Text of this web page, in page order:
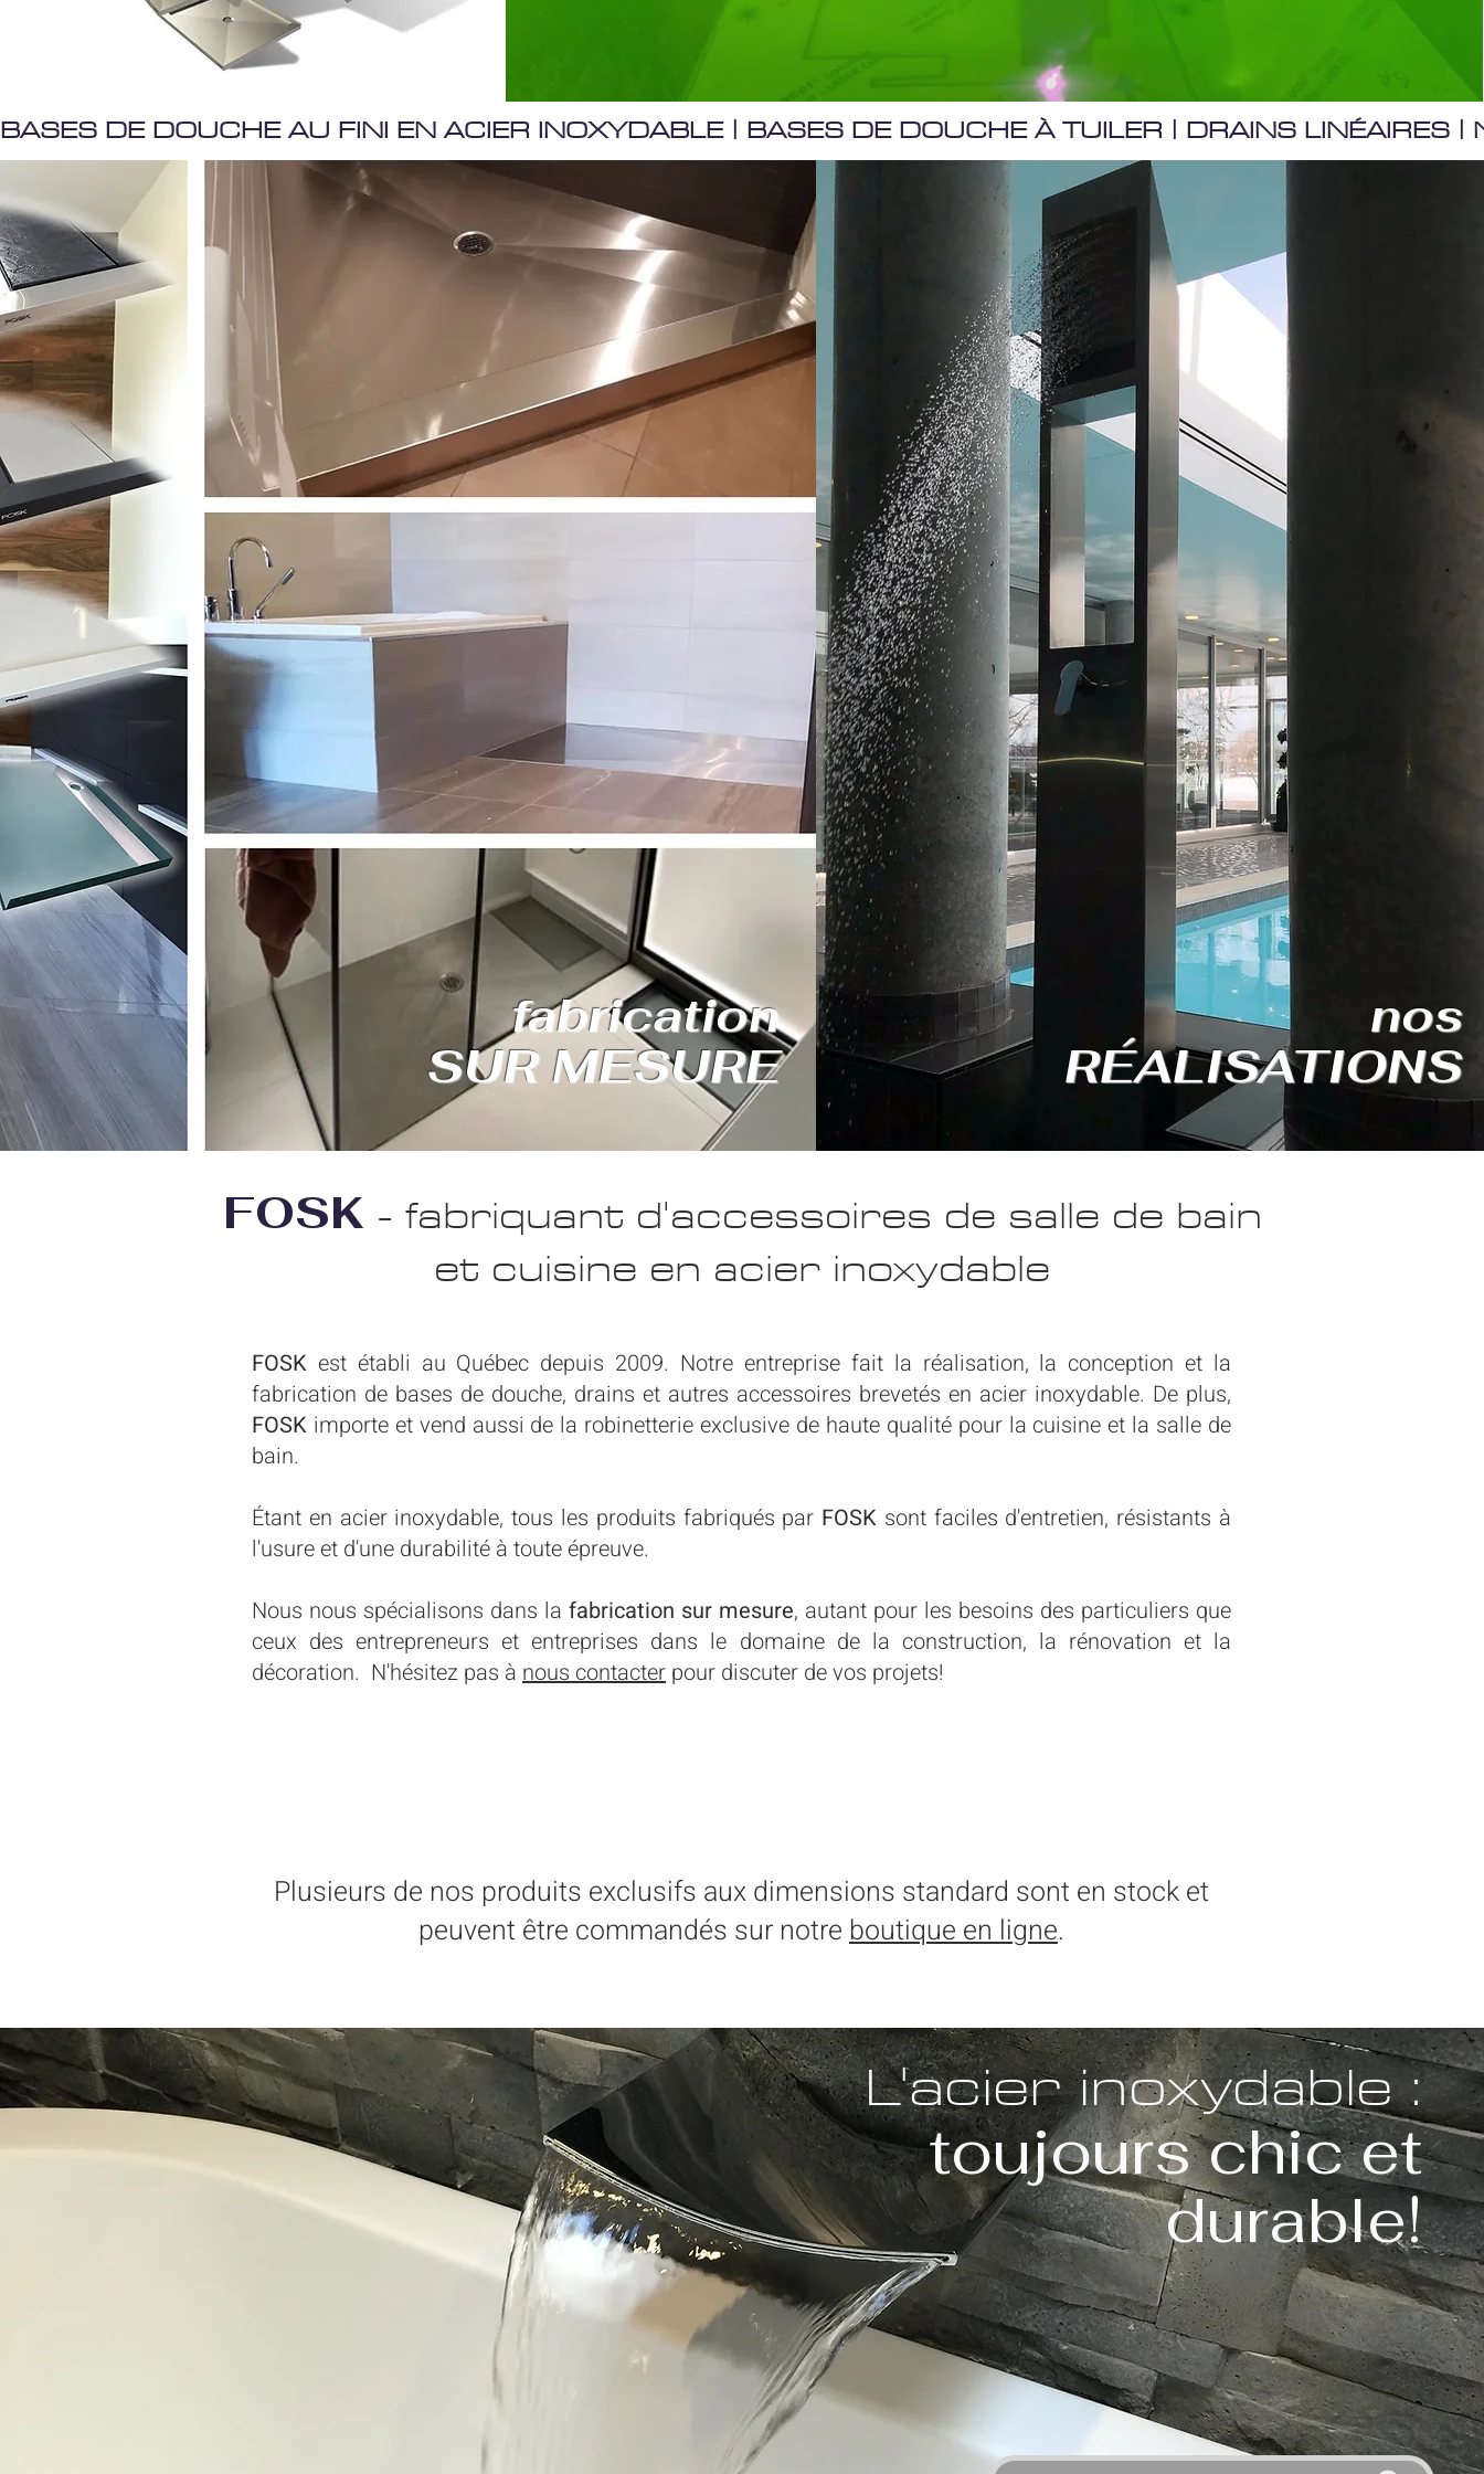
BASES DE DOUCHE AU FINI EN ACIER INOXYDABLE | BASES DE DOUCHE À TUILER | DRAINS
fabrication
SUR MESURE
nos
RÉALISATIONS
FOSK - fabriquant d'accessoires de salle de bain
et cuisine en acier inoxydable
FOSK est établi au Québec depuis 2009. Notre entreprise fait la réalisation, la conception et la
fabrication de bases de douche, drains et autres accessoires brevetés en acier inoxydable. De plus,
FOSK importe et vend aussi de la robinetterie exclusive de haute qualité pour la cuisine et la salle de
bain.​
Étant en acier inoxydable, tous les produits fabriqués par FOSK sont faciles d'entretien, résistants à
l'usure et d'une durabilité à toute épreuve.
Nous nous spécialisons dans la fabrication sur mesure, autant pour les besoins des particuliers que
ceux des entrepreneurs et entreprises dans le domaine de la construction, la rénovation et la
décoration. N'hésitez pas à nous contacter pour discuter de vos projets!
​Plusieurs de nos produits exclusifs aux dimensions standard sont en stock et
peuvent être commandés sur notreboutique en ligne.
L'acier inoxydable :
toujours chic et
durable!